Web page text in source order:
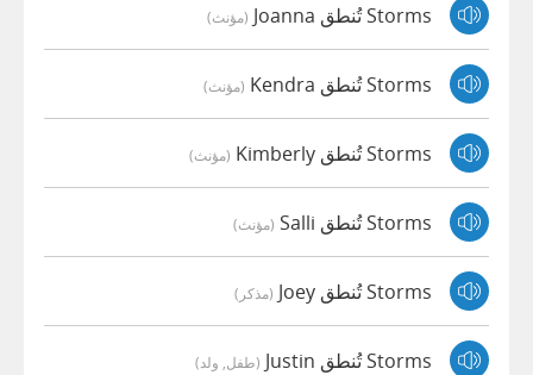
Storms تُنطق Joanna (مؤنث)
Storms تُنطق Kendra (مؤنث)
Storms تُنطق Kimberly (مؤنث)
Storms تُنطق Salli (مؤنث)
Storms تُنطق Joey (مذكر)
Storms تُنطق Justin (طفل, ولد)